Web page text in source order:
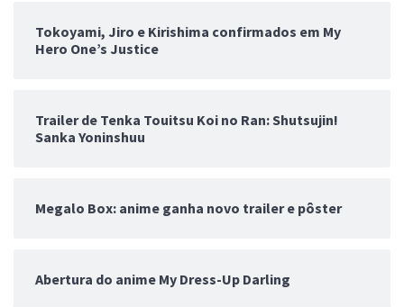
Tokoyami, Jiro e Kirishima confirmados em My
Hero One’s Justice
Trailer de Tenka Touitsu Koi no Ran: Shutsujin!
Sanka Yoninshuu
Megalo Box: anime ganha novo trailer e pôster
Abertura do anime My Dress-Up Darling